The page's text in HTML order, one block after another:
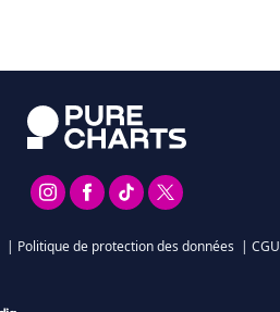
| Politique de protection des données | CGU